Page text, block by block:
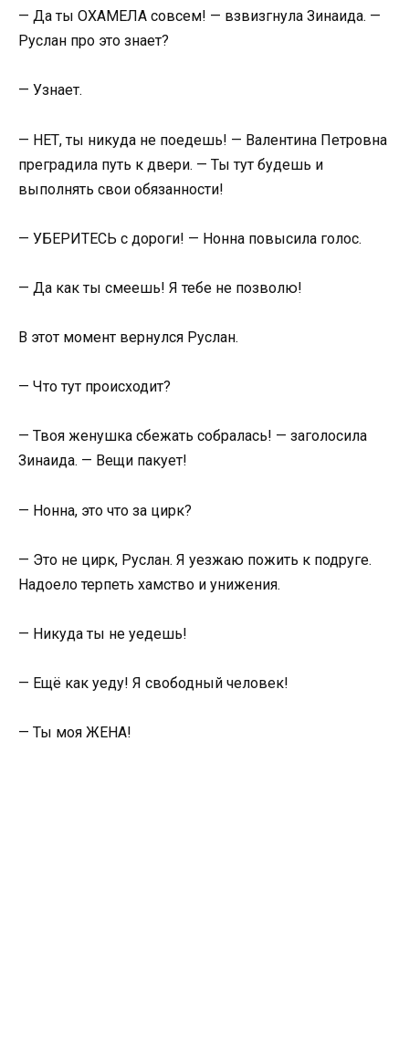
— Да ты ОХАМЕЛА совсем! — взвизгнула Зинаида. —
Руслан про это знает?
— Узнает.
— НЕТ, ты никуда не поедешь! — Валентина Петровна
преградила путь к двери. — Ты тут будешь и
выполнять свои обязанности!
— УБЕРИТЕСЬ с дороги! — Нонна повысила голос.
— Да как ты смеешь! Я тебе не позволю!
В этот момент вернулся Руслан.
— Что тут происходит?
— Твоя женушка сбежать собралась! — заголосила
Зинаида. — Вещи пакует!
— Нонна, это что за цирк?
— Это не цирк, Руслан. Я уезжаю пожить к подруге.
Надоело терпеть хамство и унижения.
— Никуда ты не уедешь!
— Ещё как уеду! Я свободный человек!
— Ты моя ЖЕНА!